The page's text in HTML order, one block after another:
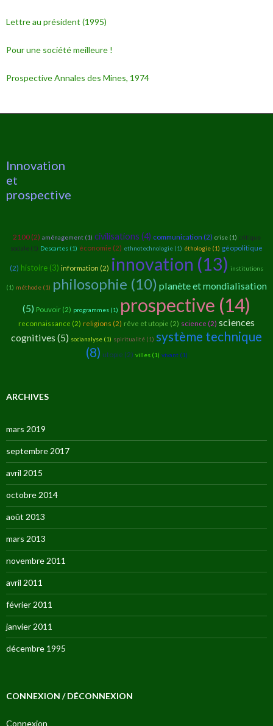
Lettre au président (1995)
Pour une société meilleure !
Prospective Annales des Mines, 1974
Innovation
et
prospective
2100 (2) aménagement (1) civilisations (4) communication (2) crise (1) critique
sociale (1) Descartes (1) économie (2) ethnotechnologie (1) éthologie (1) géopolitique
(2) histoire (3) information (2) innovation (13) institutions
(1) méthode (1) philosophie (10) planète et mondialisation
(5) Pouvoir (2) programmes (1) prospective (14)
reconnaissance (2) religions (2) rêve et utopie (2) science (2) sciences
cognitives (5) socianalyse (1) spiritualité (1) système technique
(8) utopie (2) villes (1) vivant (1)
ARCHIVES
mars 2019
septembre 2017
avril 2015
octobre 2014
août 2013
mars 2013
novembre 2011
avril 2011
février 2011
janvier 2011
décembre 1995
CONNEXION / DÉCONNEXION
Connexion